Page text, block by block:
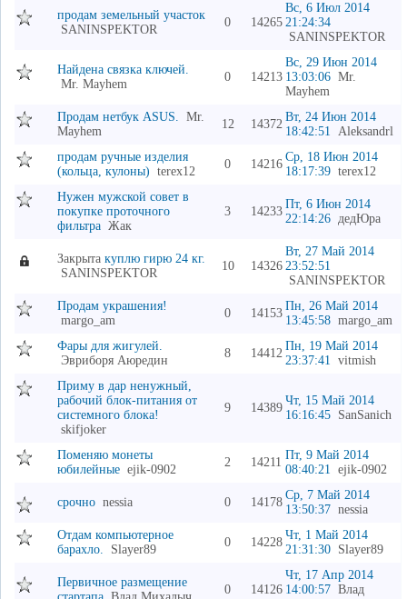
продам земельный участок
SANINSPEKTOR
0 14265
Вс, 6 Июл 2014
21:24:34
SANINSPEKTOR
Найдена связка ключей.
Mr. Mayhem
0 14213
Вс, 29 Июн 2014
13:03:06 Mr.
Mayhem
Продам нетбук ASUS.
Mr.
Mayhem
12 14372
Вт, 24 Июн 2014
18:42:51
Aleksandrl
продам ручные изделия
(кольца, кулоны)
terex12
0 14216
Ср, 18 Июн 2014
18:17:39 terex12
Нужен мужской совет в
покупке проточного
фильтра Жак
3 14233
Пт, 6 Июн 2014
22:14:26 дедЮра
Закрытакуплю гирю 24 кг.
SANINSPEKTOR
10 14326
Вт, 27 Май 2014
23:52:51
SANINSPEKTOR
Продам украшения!
margo_am
0 14153
Пн, 26 Май 2014
13:45:58 margo_am
Фары для жигулей.
Эвриборя Аюредин
8 14412
Пн, 19 Май 2014
23:37:41
vitmish
Приму в дар ненужный,
рабочий блок-питания от
системного блока!
skifjoker
9 14389
Чт, 15 Май 2014
16:16:45 SanSanich
Поменяю монеты
юбилейные ejik-0902
2 14211
Пт, 9 Май 2014
08:40:21
ejik-0902
срочно nessia 0 14178
Ср, 7 Май 2014
13:50:37 nessia
Отдам компьютерное
барахло.
Slayer89
0 14228
Чт, 1 Май 2014
21:31:30 Slayer89
Первичное размещение
0 14126
Чт, 17 Апр 2014
14:00:57 Влад